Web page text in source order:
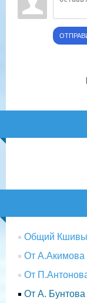
Общий Кшивы
От А.Акимова
От
От А. Бунтова